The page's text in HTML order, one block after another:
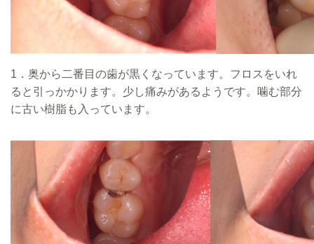
1．奥から二番目の歯が黒くなっています。フロスをいれ
ると引っかかります。少し痛みがあるようです。噛む部分
に古い樹脂も入っています。